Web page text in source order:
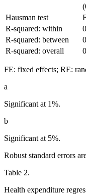
Hausman test
R-squared: within
R-squared: between
R-squared: overall
FE: fixed effects; RE:
a
Significant at 1%.
b
Significant at 5%.
Robust standard errors
Table 2.
Health expenditure